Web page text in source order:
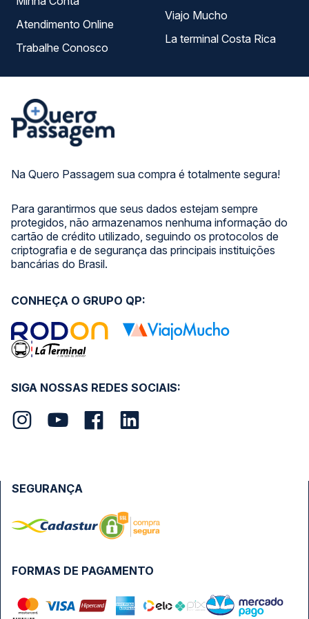
Na Quero Passagem sua compra é totalmente segura!
Para garantirmos que seus dados estejam sempre
protegidos, não armazenamos nenhuma informação do
cartão de crédito utilizado, seguindo os protocolos de
criptografia e de segurança das principais instituições
bancárias do Brasil.
Atendimento Online
Trabalhe Conosco
Viajo Mucho
La terminal Costa Rica
SIGA NOSSAS REDES SOCIAIS:
CONHEÇA O GRUPO QP:
FORMAS DE PAGAMENTO
SEGURANÇA